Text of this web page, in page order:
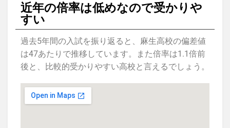
近年の倍率は低めなので受かりや
すい
過去5年間の入試を振り返ると、麻生高校の偏差値
は47あたりで推移しています。また倍率は1.1倍前
後と、比較的受かりやすい高校と言えるでしょう。